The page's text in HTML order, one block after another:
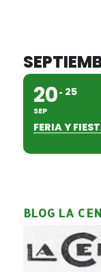
20
SEP
25
FERIA Y
BLOG LA